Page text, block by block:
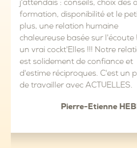
choix des outils,
et le petit
humaine
sur l'écoute ! C’est
!!! Notre relation
confiance et
C'est un plaisir
ACTUELLES.
Etienne HEBERLE